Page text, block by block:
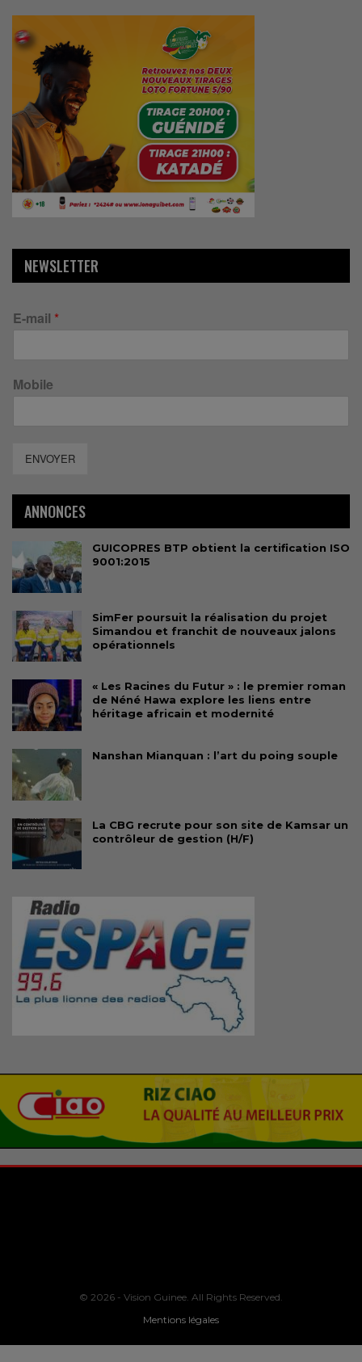
NEWSLETTER
E-mail *
Mobile
ENVOYER
ANNONCES
GUICOPRES BTP obtient la certification ISO
9001:2015
SimFer poursuit la réalisation du projet
Simandou et franchit de nouveaux jalons
opérationnels
« Les Racines du Futur » : le premier roman
de Néné Hawa explore les liens entre
héritage africain et modernité
Nanshan Mianquan : l’art du poing souple
La CBG recrute pour son site de Kamsar un
contrôleur de gestion (H/F)
© 2026 - Vision Guinee. All Rights Reserved.
Mentions légales